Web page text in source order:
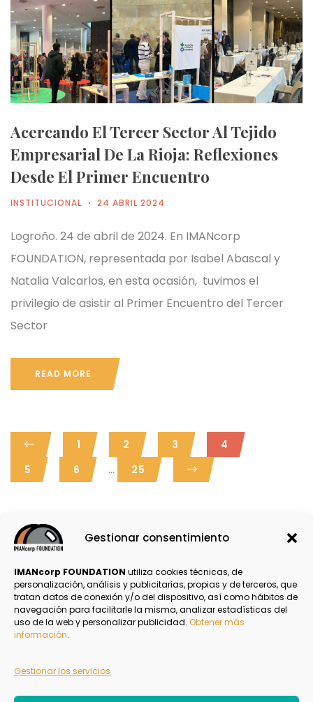
Gestionar consentimiento
IMANcorp FOUNDATION utiliza cookies técnicas, de
personalización, análisis y publicitarias, propias y de terceros, que
tratan datos de conexión y/o del dispositivo, así como hábitos de
navegación para facilitarle la misma, analizar estadísticas del
uso de la web y personalizar publicidad. Obtener más
información.
Gestionar los servicios
Acercando El Tercer Sector Al Tejido
Empresarial De La Rioja: Reflexiones
Desde El Primer Encuentro
INSTITUCIONAL 24 ABRIL 2024
Logroño. 24 de abril de 2024. En IMANcorp
FOUNDATION, representada por Isabel Abascal y
Natalia Valcarlos, en esta ocasión, tuvimos el
privilegio de asistir al Primer Encuentro del Tercer
Sector
READ MORE
1 2 3
4
5
6 ... 25
Email
LinkedIn
Compartir
Política de Privacidad